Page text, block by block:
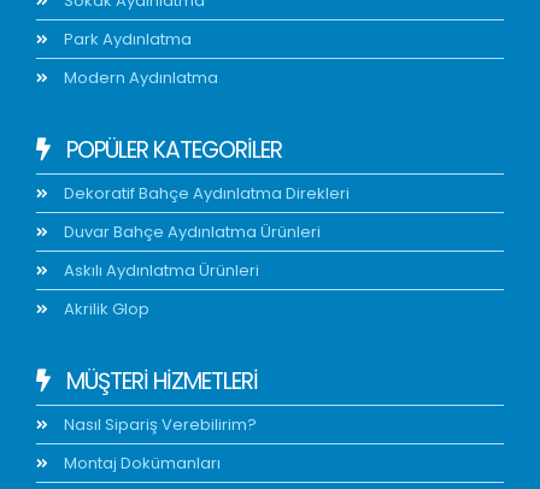
Park Aydınlatma
Modern Aydınlatma
POPÜLER KATEGORİLER
Dekoratif Bahçe Aydınlatma Direkleri
Duvar Bahçe Aydınlatma Ürünleri
Askılı Aydınlatma Ürünleri
Akrilik Glop
MÜŞTERİ HİZMETLERİ
Nasıl Sipariş Verebilirim?
Montaj Dokümanları